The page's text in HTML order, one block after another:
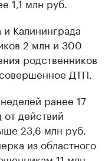
Калининграда
2 млн и 300
родственников
ДТП.
ранее 17
от действий
23,6 млн руб.
из областного